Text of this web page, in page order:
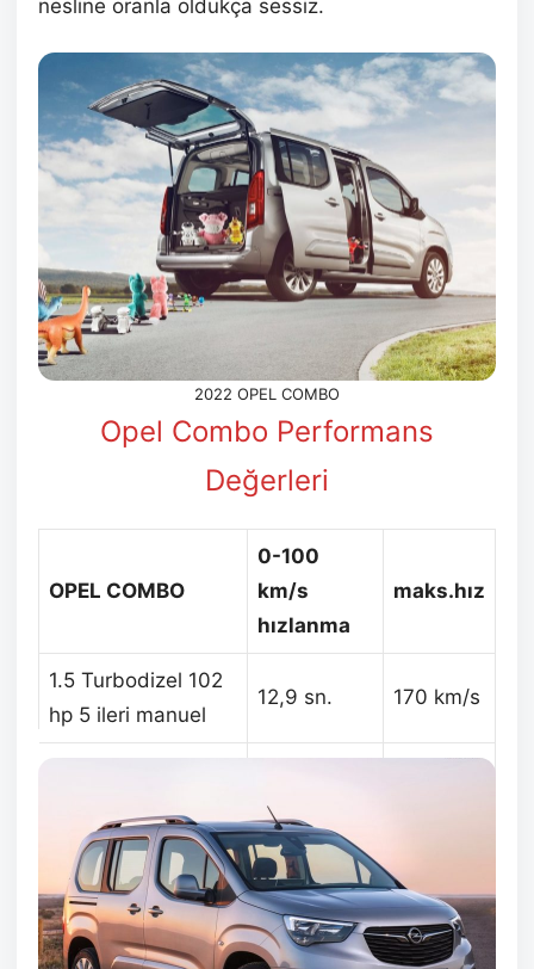
nesline oranla oldukça sessiz.
2022 OPEL COMBO
Opel Combo Performans
Değerleri
OPEL COMBO
0-100
km/s
hızlanma
maks.hız
1.5 Turbodizel 102
hp 5 ileri manuel
12,9 sn. 170 km/s
1.5 Turbodizel 130
hp (8 ileri EAT8)
11,1 sn. 183 km/s